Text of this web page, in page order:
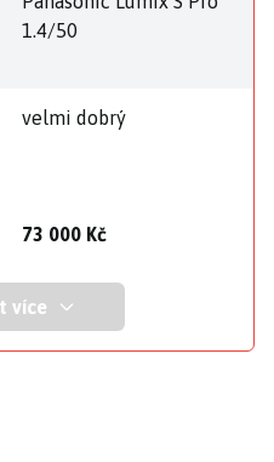
1.4/50
velmi dobrý
73 000 Kč
více